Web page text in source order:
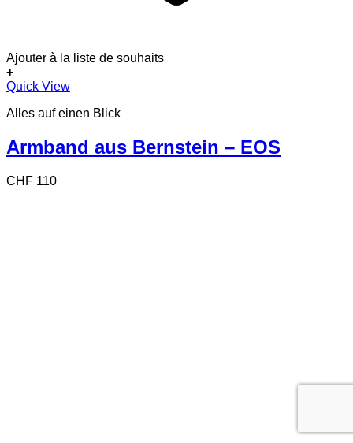
Ajouter à la liste de souhaits
+
Quick View
Alles auf einen Blick
Armband aus Bernstein – EOS
CHF 110